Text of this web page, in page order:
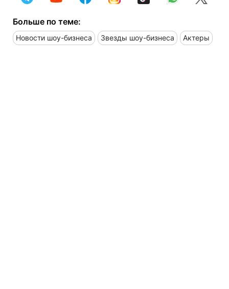
Больше по теме:
Новости шоу-бизнеса Звезды шоу-бизнеса Актеры